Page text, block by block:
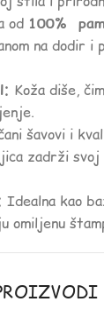
od 100%
na dodir i
Koža diše,
šavovi i
zadrži
Idealna kao
omiljenu